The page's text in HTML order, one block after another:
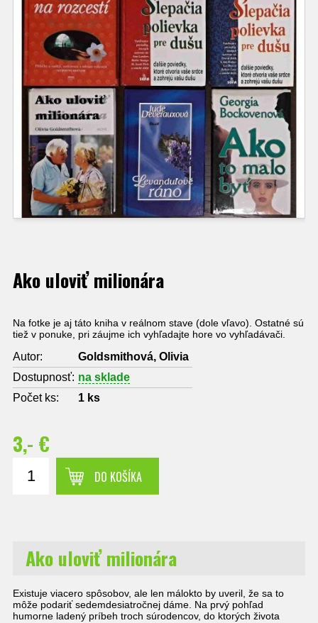
Ako uloviť milionára
Na fotke je aj táto kniha v reálnom stave (dole vľavo). Ostatné sú
tiež v ponuke, pri záujme ich vyhľadajte hore vo vyhľadávači.
Autor:
Goldsmithová, Olivia
Dostupnosť: na sklade
Počet ks:
1 ks
3,- €
DO KOŠÍKA
Ako uloviť milionára
Existuje viacero spôsobov, ale len málokto by uveril, že sa to
môže podariť sedemdesiatročnej dáme. Na prvý pohľad
humorne ladený príbeh troch súrodencov, do ktorých života